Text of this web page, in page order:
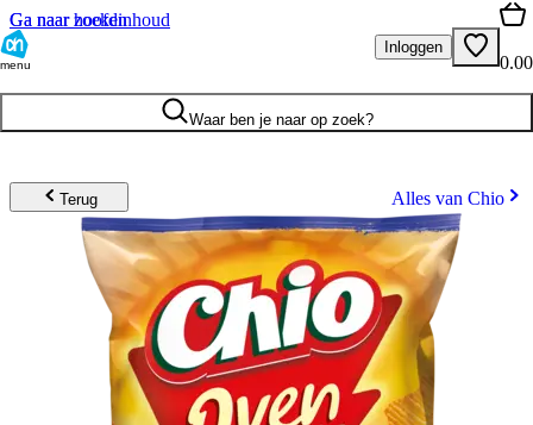
Ga naar hoofdinhoud
Ga naar zoeken
menu
Inloggen
0.00
Waar ben je naar op zoek?
Terug Alles van Chio